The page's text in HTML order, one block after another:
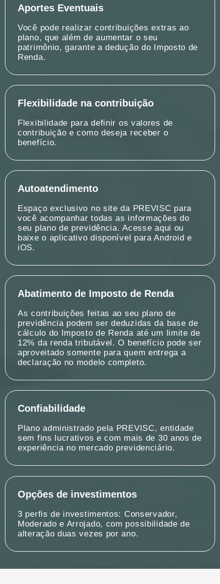
Aportes Eventuais
Você pode realizar contribuições extras ao
plano, que além de aumentar o seu
patrimônio, garante a dedução do Imposto de
Renda.
Flexibilidade na contribuição
Flexibilidade para definir os valores de
contribuição e como deseja receber o
benefício.
Autoatendimento
Espaço exclusivo no site da PREVISC para
você acompanhar todas as informações do
seu plano de previdência. Acesse aqui ou
baixe o aplicativo disponível para Android e
iOS.
Abatimento de Imposto de Renda
As contribuições feitas ao seu plano de
previdência podem ser deduzidas da base de
cálculo do Imposto de Renda até um limite de
12% da renda tributável. O benefício pode ser
aproveitado somente para quem entrega a
declaração no modelo completo.
Confiabilidade
Plano administrado pela PREVISC, entidade
sem fins lucrativos e com mais de 30 anos de
experiência no mercado previdenciário.
Opções de investimentos
3 perfis de investimentos: Conservador,
Moderado e Arrojado, com possibilidade de
alteração duas vezes por ano.